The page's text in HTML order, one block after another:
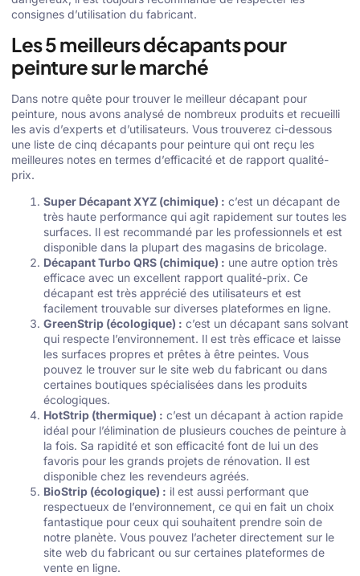
consignes d’utilisation du fabricant.
Les 5 meilleurs décapants pour
peinture sur le marché
Dans notre quête pour trouver le meilleur décapant pour
peinture, nous avons analysé de nombreux produits et recueilli
les avis d’experts et d’utilisateurs. Vous trouverez ci-dessous
une liste de cinq décapants pour peinture qui ont reçu les
meilleures notes en termes d’efficacité et de rapport qualité-
prix.
Super Décapant XYZ (chimique) : c’est un décapant de
très haute performance qui agit rapidement sur toutes les
surfaces. Il est recommandé par les professionnels et est
disponible dans la plupart des magasins de bricolage.
Décapant Turbo QRS (chimique) : une autre option très
efficace avec un excellent rapport qualité-prix. Ce
décapant est très apprécié des utilisateurs et est
facilement trouvable sur diverses plateformes en ligne.
GreenStrip (écologique) : c’est un décapant sans solvant
qui respecte l’environnement. Il est très efficace et laisse
les surfaces propres et prêtes à être peintes. Vous
pouvez le trouver sur le site web du fabricant ou dans
certaines boutiques spécialisées dans les produits
écologiques.
HotStrip (thermique) : c’est un décapant à action rapide
idéal pour l’élimination de plusieurs couches de peinture à
la fois. Sa rapidité et son efficacité font de lui un des
favoris pour les grands projets de rénovation. Il est
disponible chez les revendeurs agréés.
BioStrip (écologique) : il est aussi performant que
respectueux de l’environnement, ce qui en fait un choix
fantastique pour ceux qui souhaitent prendre soin de
notre planète. Vous pouvez l’acheter directement sur le
site web du fabricant ou sur certaines plateformes de
vente en ligne.